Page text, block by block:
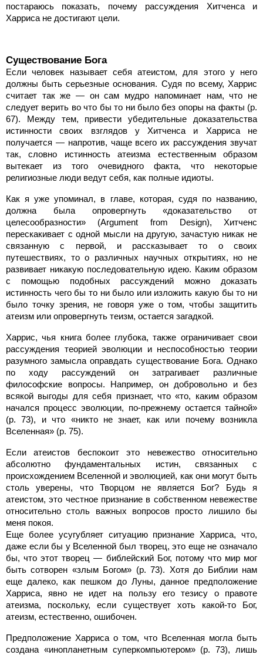
постараюсь показать, почему рассуждения Хитченса и
Харриса не достигают цели.
Существование Бога
Если человек называет себя атеистом, для этого у него
должны быть серьезные основания. Судя по всему, Харрис
считает так же — он сам мудро напоминает нам, что не
следует верить во что бы то ни было без опоры на факты (p.
67). Между тем, привести убедительные доказательства
истинности своих взглядов у Хитченса и Харриса не
получается — напротив, чаще всего их рассуждения звучат
так, словно истинность атеизма естественным образом
вытекает из того очевидного факта, что некоторые
религиозные люди ведут себя, как полные идиоты.
Как я уже упоминал, в главе, которая, судя по названию,
должна была опровергнуть «доказательство от
целесообразности» (Argument from Design), Хитченс
перескакивает с одной мысли на другую, зачастую никак не
связанную с первой, и рассказывает то о своих
путешествиях, то о различных научных открытиях, но не
развивает никакую последовательную идею. Каким образом
с помощью подобных рассуждений можно доказать
истинность чего бы то ни было или изложить какую бы то ни
было точку зрения, не говоря уже о том, чтобы защитить
атеизм или опровергнуть теизм, остается загадкой.
Харрис, чья книга более глубока, также ограничивает свои
рассуждения теорией эволюции и неспособностью теории
разумного замысла оправдать существование Бога. Однако
по ходу рассуждений он затрагивает различные
философские вопросы. Например, он добровольно и без
всякой выгоды для себя признает, что «то, каким образом
начался процесс эволюции, по-прежнему остается тайной»
(p. 73), и что «никто не знает, как или почему возникла
Вселенная» (p. 75).
Если атеистов беспокоит это невежество относительно
абсолютно фундаментальных истин, связанных с
происхождением Вселенной и эволюцией, как они могут быть
столь уверены, что Творцом не является Бог? Будь я
атеистом, это честное признание в собственном невежестве
относительно столь важных вопросов просто лишило бы
меня покоя.
Еще более усугубляет ситуацию признание Харриса, что,
даже если бы у Вселенной был творец, это еще не означало
бы, что этот творец — библейский Бог, потому что мир мог
быть сотворен «злым Богом» (p. 73). Хотя до Библии нам
еще далеко, как пешком до Луны, данное предположение
Харриса, явно не идет на пользу его тезису о правоте
атеизма, поскольку, если существует хоть какой-то Бог,
атеизм, естественно, ошибочен.
Предположение Харриса о том, что Вселенная могла быть
создана «инопланетным суперкомпьютером» (p. 73), лишь